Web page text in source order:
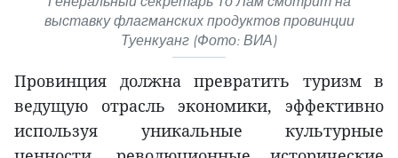
выставку флагманских продуктов провинции
Туенкуанг (Фото: ВИА)
Провинция должна превратить туризм в
ведущую отрасль экономики, эффективно
используя уникальные культурные